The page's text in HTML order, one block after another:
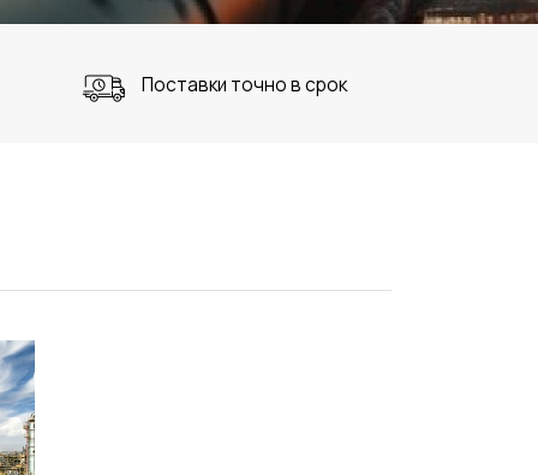
Поставки точно в срок